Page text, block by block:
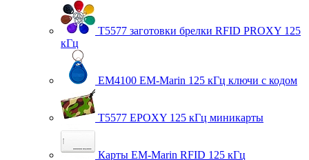
T5577 заготовки брелки RFID PROXY 125
кГц
EM4100 EM-Marin 125 кГц ключи с кодом
T5577 EPOXY 125 кГц миникарты
Карты EM-Marin RFID 125 кГц